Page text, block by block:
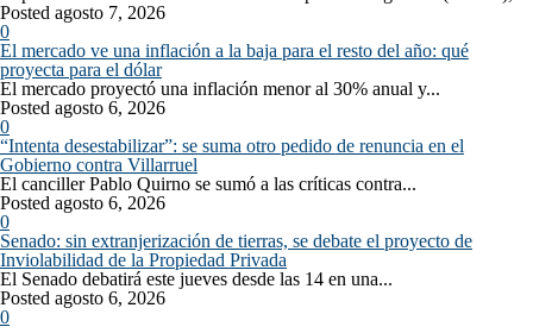
Posted agosto 7, 2026
0
El mercado ve una inflación a la baja para el resto del año: qué
proyecta para el dólar
El mercado proyectó una inflación menor al 30% anual y...
Posted agosto 6, 2026
0
“Intenta desestabilizar”: se suma otro pedido de renuncia en el
Gobierno contra Villarruel
El canciller Pablo Quirno se sumó a las críticas contra...
Posted agosto 6, 2026
0
Senado: sin extranjerización de tierras, se debate el proyecto de
Inviolabilidad de la Propiedad Privada
El Senado debatirá este jueves desde las 14 en una...
Posted agosto 6, 2026
0